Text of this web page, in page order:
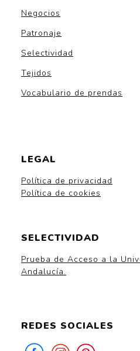
Negocios
Patronaje
Selectividad
Tejidos
Vocabulario de prendas
LEGAL
Política de privacidad
Política de cookies
SELECTIVIDAD
Prueba de Acceso a la
Andalucía.
REDES SOCIALES